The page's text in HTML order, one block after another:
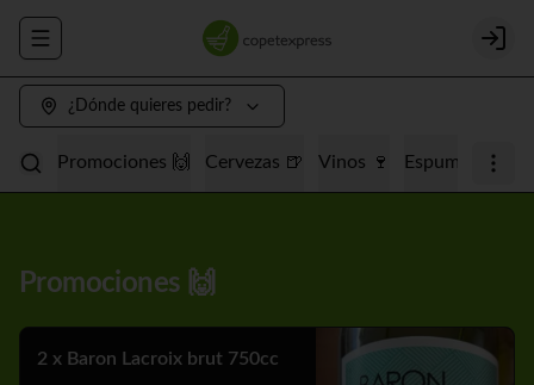
Abrir menu de navegación Login
¿Dónde quieres pedir?
Promociones 🙌 Cervezas 🍺 Vinos 🍷 Espumantes 🥂
Promociones 🙌
2 x Baron Lacroix brut 750cc